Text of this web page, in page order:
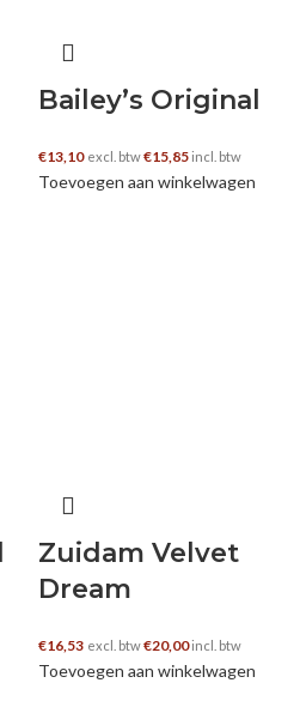
Bailey’s Original
€13,10 excl. btw€15,85 incl. btw
Toevoegen aan winkelwagen
Zuidam Velvet
Dream
€16,53 excl. btw€20,00incl. btw
Toevoegen aan winkelwagen